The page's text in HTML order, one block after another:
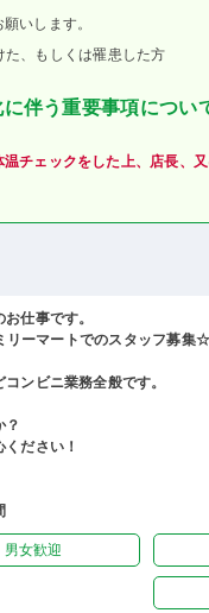
いします。
、もしくは罹患した方
伴う重要事項につい
チェックをした上、店長、
仕事です。
ーマートでのスタッフ募集
ンビニ業務全般です。
？
ださい！
男女歓迎